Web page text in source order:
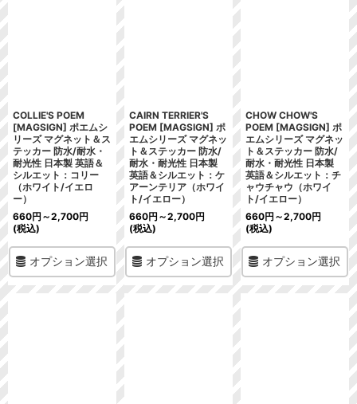
COLLIE'S POEM
[MAGSIGN] ポエムシ
リーズ マグネット＆ス
テッカー 防水/耐水・
耐光性 日本製 英語＆
シルエット：コリー
（ホワイト/イエロ
ー）
660円 ～2,700円
(税込)
オプション選択
CAIRN TERRIER'S
POEM [MAGSIGN] ポ
エムシリーズ マグネッ
ト＆ステッカー 防水/
耐水・耐光性 日本製
英語＆シルエット：ケ
アーンテリア（ホワイ
ト/イエロー）
660円 ～2,700円
(税込)
オプション選択
CHOW CHOW'S
POEM [MAGSIGN] ポ
エムシリーズ マグネッ
ト＆ステッカー 防水/
耐水・耐光性 日本製
英語＆シルエット：チ
ャウチャウ（ホワイ
ト/イエロー）
660円 ～2,700円
(税込)
オプション選択